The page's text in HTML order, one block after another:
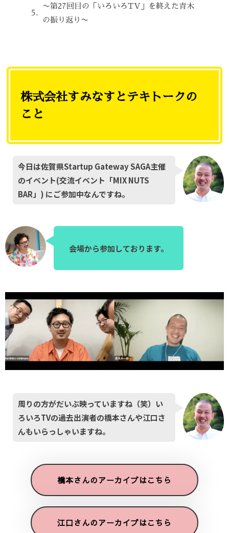
〜第27回目の「いろいろTV」を終えた青木
の振り返り〜
株式会社すみなすとテキトークの
こと
今日は佐賀県Startup Gateway SAGA主催
のイベント(交流イベント「MIX NUTS
BAR」) にご参加中なんですね。
会場から参加しております。
周りの方がだいぶ映っていますね（笑）い
ろいろTVの過去出演者の橋本さんや江口さ
んもいらっしゃいますね。
橋本さんのアーカイブはこちら
江口さんのアーカイブはこちら